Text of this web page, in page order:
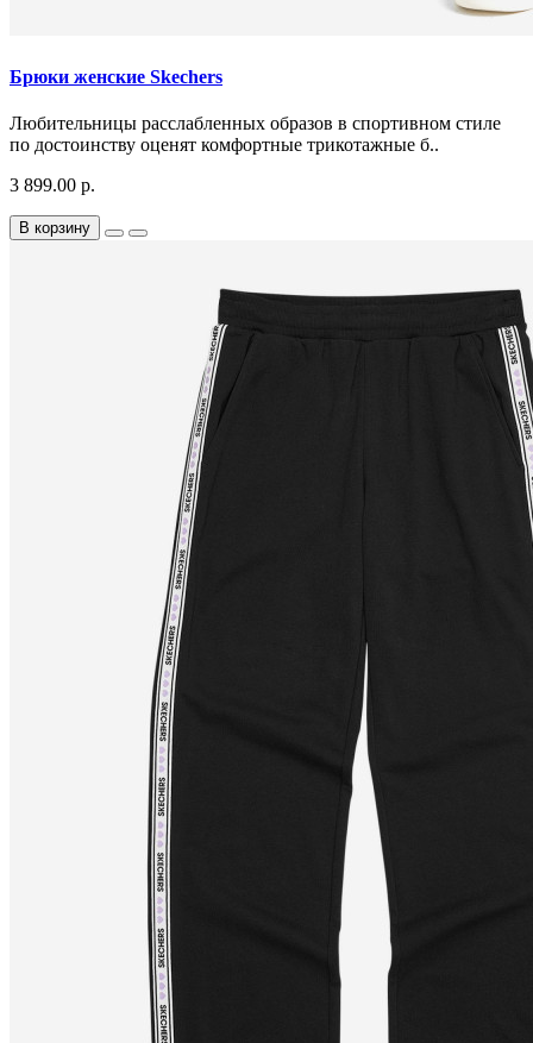
Брюки женские Skechers
Любительницы расслабленных образов в спортивном стиле
по достоинству оценят комфортные трикотажные б..
3 899.00 р.
В корзину